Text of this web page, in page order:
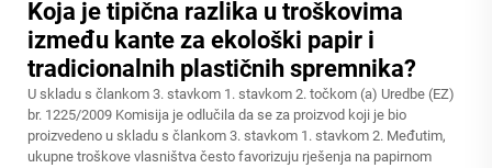
Koja je tipična razlika u troškovima
između kante za ekološki papir i
tradicionalnih plastičnih spremnika?
U skladu s člankom 3. stavkom 1. stavkom 2. točkom (a) Uredbe (EZ)
br. 1225/2009 Komisija je odlučila da se za proizvod koji je bio
proizvedeno u skladu s člankom 3. stavkom 1. stavkom 2. Međutim,
ukupne troškove vlasništva često favorizuju rješenja na papirnom